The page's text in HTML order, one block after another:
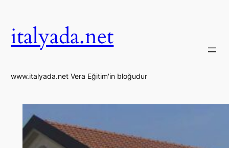
italyada.net
www.italyada.net Vera Eğitim'in bloğudur